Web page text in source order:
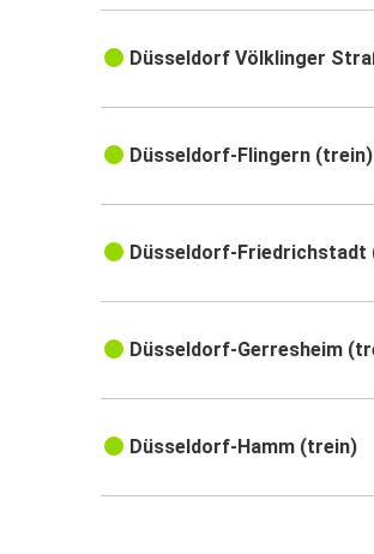
Düsseldorf Völklinger
Düsseldorf-Flingern (trein)
Düsseldorf-Friedrichstadt
Düsseldorf-Gerresheim
Düsseldorf-Hamm (trein)